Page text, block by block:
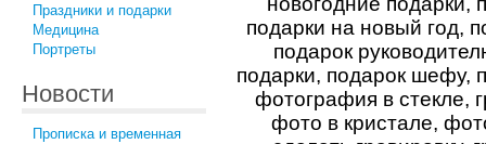
Праздники и подарки
Медицина
Портреты
Новости
Прописка и временная